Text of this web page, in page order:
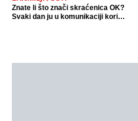
Znate li što znači skraćenica OK?
Svaki dan ju u komunikaciji koristi